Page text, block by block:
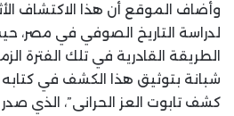
وأضاف الموقع أن هذا الاكتشاف
لدراسة التاريخ الصوفي في مصر،
الطريقة القادرية في تلك الفترة
شبانة بتوثيق هذا الكشف في
كشف تابوت العز الحرانى”، الذي